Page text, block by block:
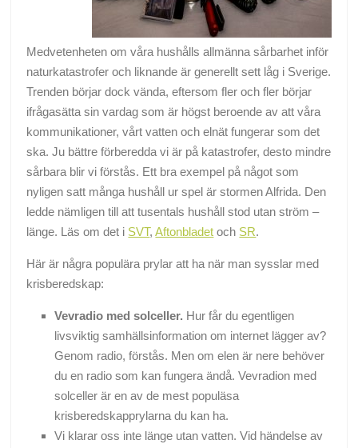
Medvetenheten om våra hushålls allmänna sårbarhet inför
naturkatastrofer och liknande är generellt sett låg i Sverige.
Trenden börjar dock vända, eftersom fler och fler börjar
ifrågasätta sin vardag som är högst beroende av att våra
kommunikationer, vårt vatten och elnät fungerar som det
ska. Ju bättre förberedda vi är på katastrofer, desto mindre
sårbara blir vi förstås. Ett bra exempel på något som
nyligen satt många hushåll ur spel är stormen Alfrida. Den
ledde nämligen till att tusentals hushåll stod utan ström –
länge. Läs om det i SVT,Aftonbladet och SR.
Här är några populära prylar att ha när man sysslar med
krisberedskap:
Vevradio med solceller. Hur får du egentligen
livsviktig samhällsinformation om internet lägger av?
Genom radio, förstås. Men om elen är nere behöver
du en radio som kan fungera ändå. Vevradion med
solceller är en av de mest populäsa
krisberedskapprylarna du kan ha.
Vi klarar oss inte länge utan vatten. Vid händelse av